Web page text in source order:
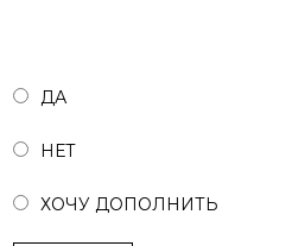
ДА
НЕТ
ХОЧУ ДОПОЛНИТЬ